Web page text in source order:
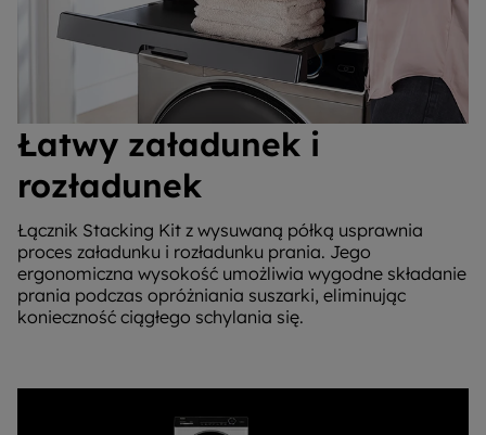
Łatwy załadunek i
rozładunek
Łącznik Stacking Kit z wysuwaną półką usprawnia
proces załadunku i rozładunku prania. Jego
ergonomiczna wysokość umożliwia wygodne składanie
prania podczas opróżniania suszarki, eliminując
konieczność ciągłego schylania się.